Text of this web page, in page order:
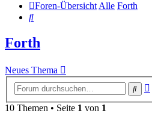
Foren-ÜbersichtAlle Forth
Suche
Forth
Neues Thema
10 Themen • Seite 1 von 1